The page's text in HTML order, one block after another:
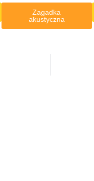
Zagadka
akustyczna